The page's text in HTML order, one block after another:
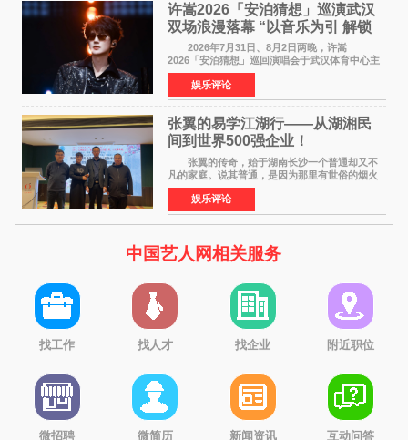
许嵩2026「安泊猜想」巡演武汉
双场浪漫落幕 “以音乐为引 解锁
江城记忆”
2026年7月31日、8月2日两晚，许嵩
2026「安泊猜想」巡回演唱会于武汉体育中心主
体育场盛大开唱。许嵩与数万歌迷在此相聚，从
浪漫惬意的舞台设计到充满诚意与惊喜的现场互
动，共同开启了一场关于
娱乐评论
张翼的易学江湖行——从湖湘民
间到世界500强企业！
张翼的传奇，始于湖南长沙一个普通却又不
凡的家庭。说其普通，是因为那里有世俗的烟火
气；说其不凡，是因为家中有一位洞悉天地玄机
的长者——他的爷爷。作为当地的风水师，爷爷
是张翼走进易学
娱乐评论
中国艺人网相关服务
找工作 找人才 找企业 附近职位
微招聘 微简历 新闻资讯 互动问答